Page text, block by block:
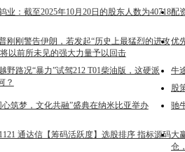
业：截至2025年10月20日的股东人数为40718配
刚刚警告伊朗，若发起“历史上最猛烈的进攻
以前所未见的强大力量予以回击
优
野路况“暴力”试驾212 T01柴油版，这硬派
？
牛
股
心筑梦，文化共融”盛典在纳米比亚举办
驰
通达信【筹码活跃度】选股排序 指标源码大
仓